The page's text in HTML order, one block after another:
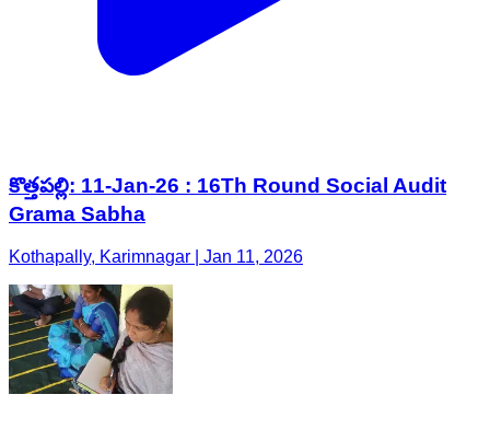
కొత్తపల్లి: 11-Jan-26 : 16Th Round Social Audit
Grama Sabha
Kothapally, Karimnagar | Jan 11, 2026